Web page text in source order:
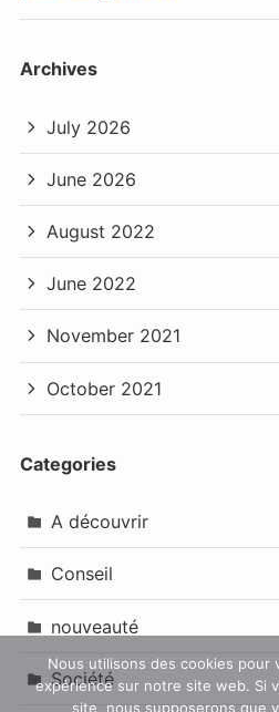
Archives
July 2026
June 2026
August 2022
June 2022
November 2021
October 2021
Categories
A découvrir
Conseil
nouveauté
Société
Nous utilisons des cookies pour
expérience sur notre site web. Si
site, nous supposerons que